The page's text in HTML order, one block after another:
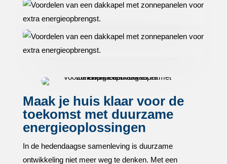
Maak je huis klaar voor de
toekomst met duurzame
energieoplossingen
In de hedendaagse samenleving is duurzame
ontwikkeling niet meer weg te denken.​ Met een